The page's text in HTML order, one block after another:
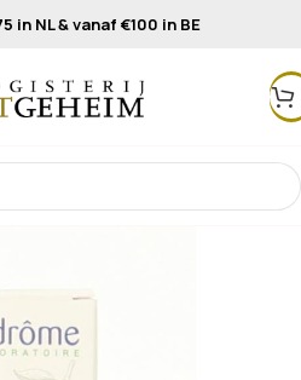
in NL & vanaf €100 in BE